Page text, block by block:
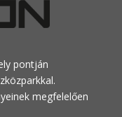
pontján
megfelelően